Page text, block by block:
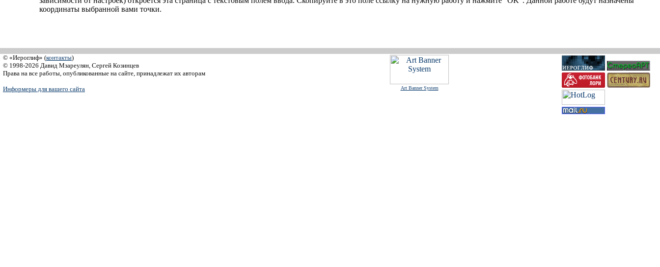
координаты выбранной вами точки.
© «Иероглиф» (контакты)
© 1998-2026 Давид Мзареулян, Сергей Козинцев
Права на все работы, опубликованные на сайте, принадлежат их авторам
Информеры для вашего сайта Art Banner System